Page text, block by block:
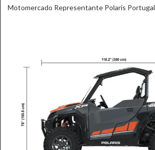
Motomercado Representante Polaris Portugal